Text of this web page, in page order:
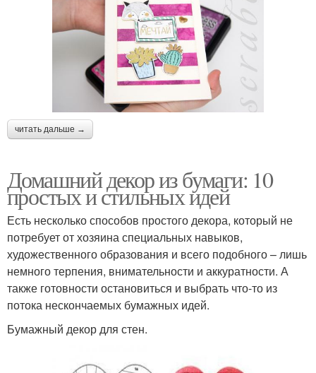
читать дальше →
Домашний декор из бумаги: 10
простых и стильных идей
Есть несколько способов простого декора, который не
потребует от хозяина специальных навыков,
художественного образования и всего подобного – лишь
немного терпения, внимательности и аккуратности. А
также готовности остановиться и выбрать что-то из
потока нескончаемых бумажных идей.
Бумажный декор для стен.